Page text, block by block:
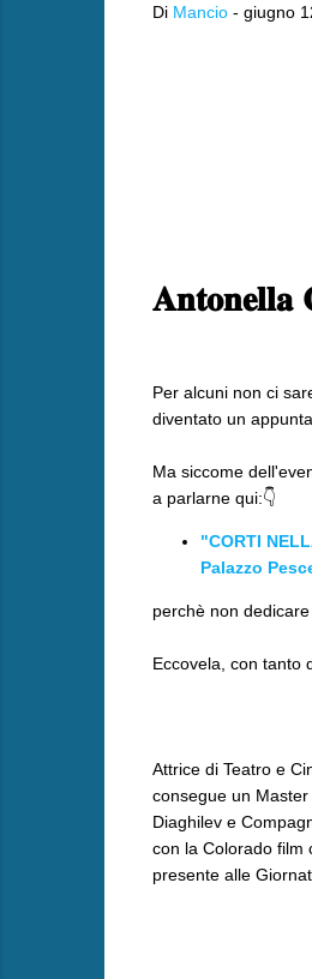
Di Mancio - giugno
𝐀𝐧𝐭𝐨𝐧𝐞𝐥𝐥𝐚
Per alcuni non ci
diventato un
Ma siccome
a parlarne qui:👇
"CORTI
Palazzo
perchè non
Eccovela, con tanto
Attrice di Teatro e
consegue un
Diaghilev e
con la Colorado film
presente alle